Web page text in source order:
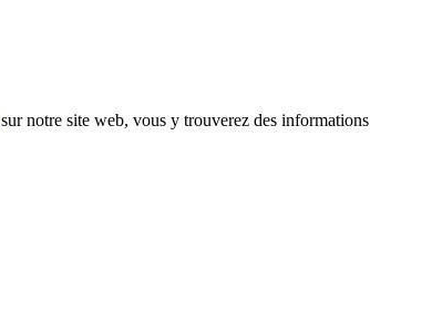
sur notre site web, vous y trouverez des informations